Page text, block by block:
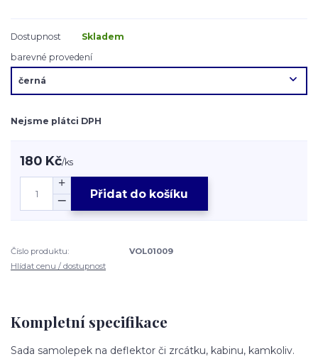
Dostupnost
Skladem
barevné provedení
Nejsme plátci DPH
180 Kč/ks
Přidat do košíku
Číslo produktu:
VOL01009
Hlídat cenu / dostupnost
Kompletní specifikace
Sada samolepek na deflektor či zrcátku, kabinu, kamkoliv.